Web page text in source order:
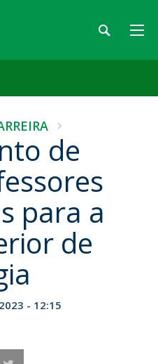
de
para a
de
- 12:15